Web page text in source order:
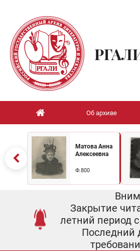
Об архиве
Матова Анна
Алексеевна
Ф.800
Закрытие
летний период с
Последний